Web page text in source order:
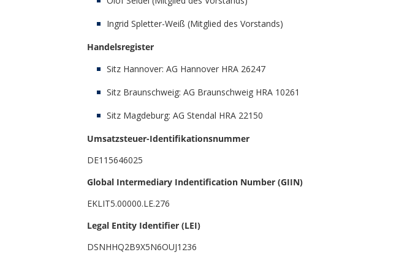
Ingrid Spletter-Weiß (Mitglied des Vorstands)
Handelsregister
Sitz Hannover: AG Hannover HRA 26247
Sitz Braunschweig: AG Braunschweig HRA 10261
Sitz Magdeburg: AG Stendal HRA 22150
Umsatzsteuer-Identifikationsnummer
DE115646025
Global Intermediary Indentification Number (GIIN)
EKLIT5.00000.LE.276
Legal Entity Identifier (LEI)
DSNHHQ2B9X5N6OUJ1236